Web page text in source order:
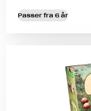
Passer fra 6 år